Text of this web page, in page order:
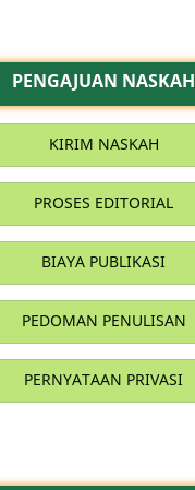
PENGAJUAN NASKAH
KIRIM NASKAH
PROSES EDITORIAL
BIAYA PUBLIKASI
PEDOMAN PENULISAN
PERNYATAAN PRIVASI